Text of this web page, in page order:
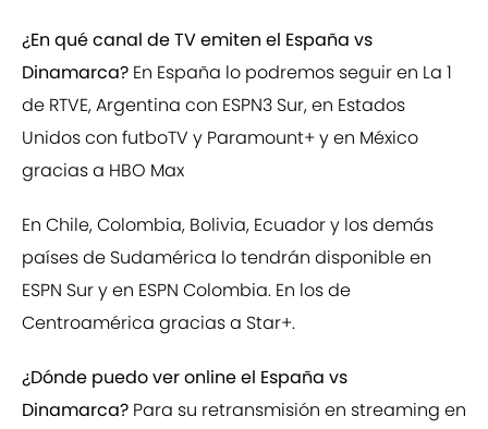
¿En qué canal de TV emiten el España vs
Dinamarca? En España lo podremos seguir en La 1
de RTVE, Argentina con ESPN3 Sur, en Estados
Unidos con futboTV y Paramount+ y en México
gracias a HBO Max
En Chile, Colombia, Bolivia, Ecuador y los demás
países de Sudamérica lo tendrán disponible en
ESPN Sur y en ESPN Colombia. En los de
Centroamérica gracias a Star+.
¿Dónde puedo ver online el España vs
Dinamarca? Para su retransmisión en streaming en